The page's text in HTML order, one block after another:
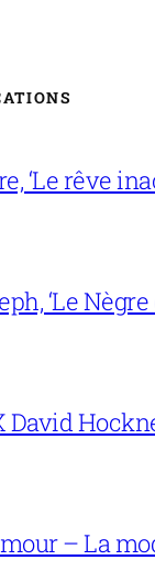
‘Le rêve
‘Le
David
– La